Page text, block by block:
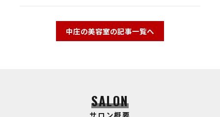
中庄の美容室の記事一覧へ
サロン概要
SALON